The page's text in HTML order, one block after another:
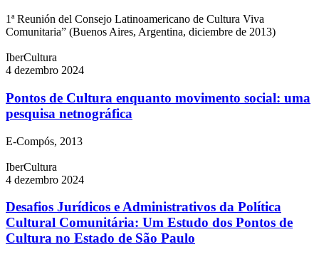
1ª Reunión del Consejo Latinoamericano de Cultura Viva
Comunitaria” (Buenos Aires, Argentina, diciembre de 2013)
IberCultura
4 dezembro 2024
Pontos de Cultura enquanto movimento social: uma
pesquisa netnográfica
E-Compós, 2013
IberCultura
4 dezembro 2024
Desafios Jurídicos e Administrativos da Política
Cultural Comunitária: Um Estudo dos Pontos de
Cultura no Estado de São Paulo